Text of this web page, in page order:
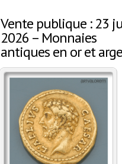
Vente publique : 23
2026 – Monnaies
antiques en or et